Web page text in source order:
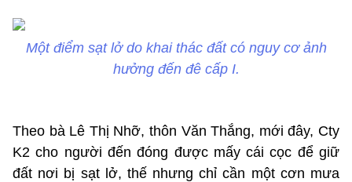
Một điểm sạt lở do khai thác đất có nguy cơ ảnh
hưởng đến đê cấp I.
Theo bà Lê Thị Nhỡ, thôn Văn Thắng, mới đây, Cty
K2 cho người đến đóng được mấy cái cọc để giữ
đất nơi bị sạt lở, thế nhưng chỉ cần một cơn mưa